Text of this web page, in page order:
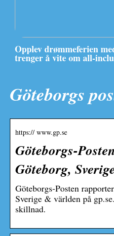
Opplev drømmeferien
trenger å vite om all-
Göteborgs
https:// www.gp.se
Göteborgs-
Göteborg,
Göteborgs-Posten
Sverige & världen på
skillnad.